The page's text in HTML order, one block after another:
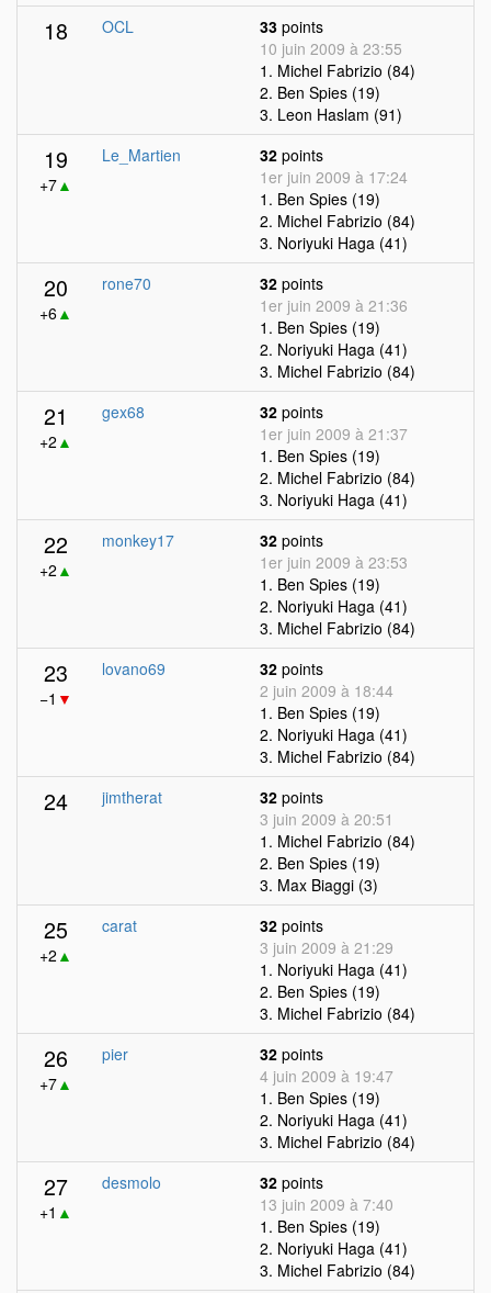
18 OCL 33 points
10 juin 2009 à 23:55
1. Michel Fabrizio (84)
2. Ben Spies (19)
3. Leon Haslam (91)
19
+7▲
Le_Martien 32 points
1er juin 2009 à 17:24
1. Ben Spies (19)
2. Michel Fabrizio (84)
3. Noriyuki Haga (41)
20
+6▲
rone70 32 points
1er juin 2009 à 21:36
1. Ben Spies (19)
2. Noriyuki Haga (41)
3. Michel Fabrizio (84)
21
+2 ▲
gex68 32 points
1er juin 2009 à 21:37
1. Ben Spies (19)
2. Michel Fabrizio (84)
3. Noriyuki Haga (41)
22
+2 ▲
monkey17 32 points
1er juin 2009 à 23:53
1. Ben Spies (19)
2. Noriyuki Haga (41)
3. Michel Fabrizio (84)
23
−1 ▼
lovano69 32 points
2 juin 2009 à 18:44
1. Ben Spies (19)
2. Noriyuki Haga (41)
3. Michel Fabrizio (84)
24 jimtherat 32 points
3 juin 2009 à 20:51
1. Michel Fabrizio (84)
2. Ben Spies (19)
3. Max Biaggi (3)
25
+2 ▲
carat 32 points
3 juin 2009 à 21:29
1. Noriyuki Haga (41)
2. Ben Spies (19)
3. Michel Fabrizio (84)
26
+7▲
pier 32 points
4 juin 2009 à 19:47
1. Ben Spies (19)
2. Noriyuki Haga (41)
3. Michel Fabrizio (84)
27
+1 ▲
desmolo 32 points
13 juin 2009 à 7:40
1. Ben Spies (19)
2. Noriyuki Haga (41)
3. Michel Fabrizio (84)